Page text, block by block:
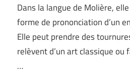
Dans la langue de Molière,
forme de prononciation d’un
Elle peut prendre des
relèvent d’un art classique ou
…